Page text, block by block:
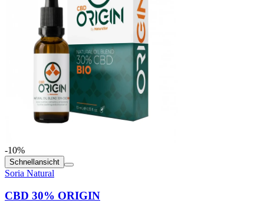
-10%
Schnellansicht
Soria Natural
CBD 30% ORIGIN